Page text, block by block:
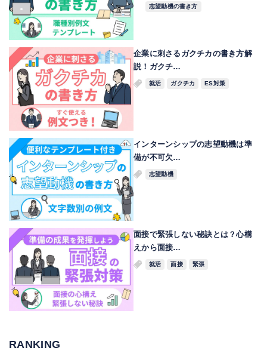
志望動機の書き方
企業に刺さるガクチカの書き方解
説！ガクチ…
就活 ガクチカ ES対策
インターンシップの志望動機は準
備が不可欠…
志望動機
面接で緊張しない秘訣とは？心構
えから面接…
就活 面接 緊張
RANKING